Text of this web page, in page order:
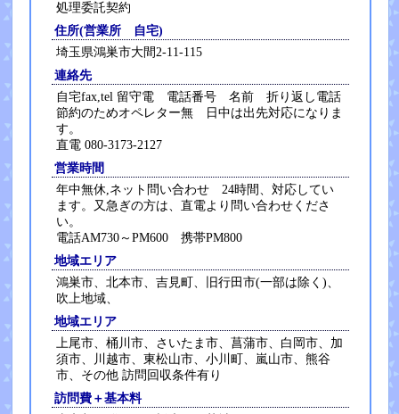
処理委託契約
住所(営業所 自宅)
埼玉県鴻巣市大間2-11-115
連絡先
自宅fax,tel 留守電 電話番号 名前 折り返し電話
節約のためオペレター無 日中は出先対応になりま
す。
直電 080-3173-2127
営業時間
年中無休,ネット問い合わせ 24時間、対応してい
ます。又急ぎの方は、直電より問い合わせくださ
い。
電話AM730～PM600 携帯PM800
地域エリア
鴻巣市、北本市、吉見町、旧行田市(一部は除く)、
吹上地域、
地域エリア
上尾市、桶川市、さいたま市、菖蒲市、白岡市、加
須市、川越市、東松山市、小川町、嵐山市、熊谷
市、その他 訪問回収条件有り
訪問費＋基本料